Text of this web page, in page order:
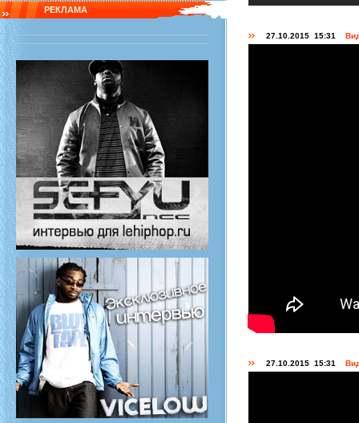
РЕКЛАМА
27.10.2015 15:31
27.10.2015 15:31